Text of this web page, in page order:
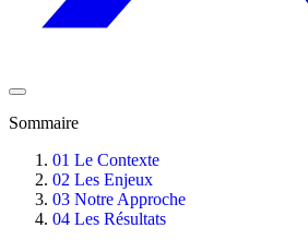
Sommaire
01 Le Contexte
02 Les Enjeux
03 Notre Approche
04 Les Résultats